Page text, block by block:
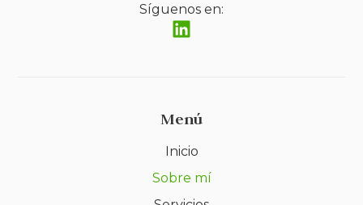
Síguenos en:
Menú
Inicio
Sobre mí